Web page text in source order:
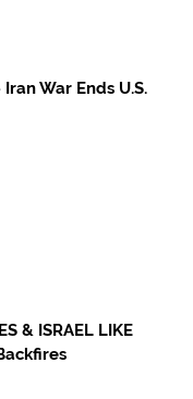
War Ends U.S.
& ISRAEL LIKE